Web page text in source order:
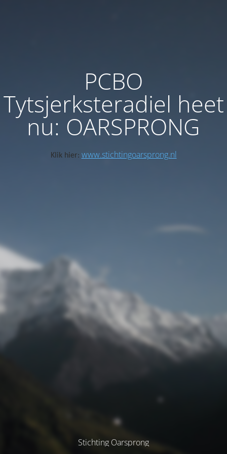
PCBO
Tytsjerksteradiel heet
nu: OARSPRONG
Klik hier: www.stichtingoarsprong.nl
Stichting Oarsprong